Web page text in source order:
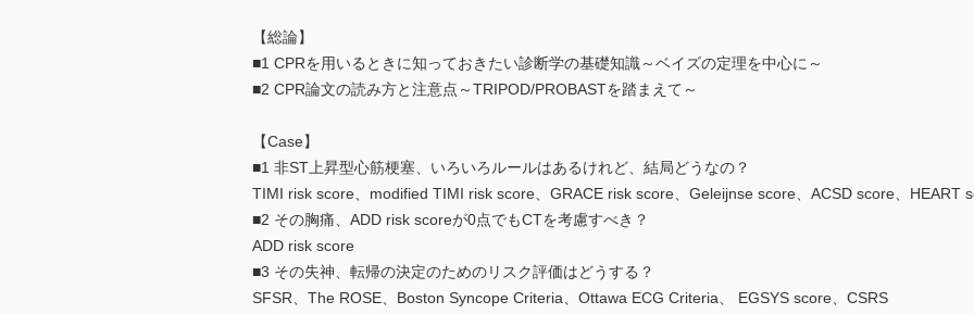
【総論】
■1 CPRを用いるときに知っておきたい診断学の基礎知識～ベイズの定理を中心に～
■2 CPR論文の読み方と注意点～TRIPOD/PROBASTを踏まえて～
【Case】
■1 非ST上昇型心筋梗塞、いろいろルールはあるけれど、結局どうなの？
TIMI risk score、modified TIMI risk score、GRACE risk score、Geleijnse score、ACSD score、HEART
■2 その胸痛、ADD risk scoreが0点でもCTを考慮すべき？
ADD risk score
■3 その失神、転帰の決定のためのリスク評価はどうする？
SFSR、The ROSE、Boston Syncope Criteria、Ottawa ECG Criteria、 EGSYS score、CSRS